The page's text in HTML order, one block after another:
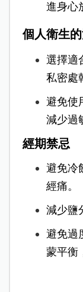
進身心
個人衛生
選擇適
私密處
避免使
減少過
經期禁忌
避免冷
經痛。
減少鹽
避免過
蒙平衡